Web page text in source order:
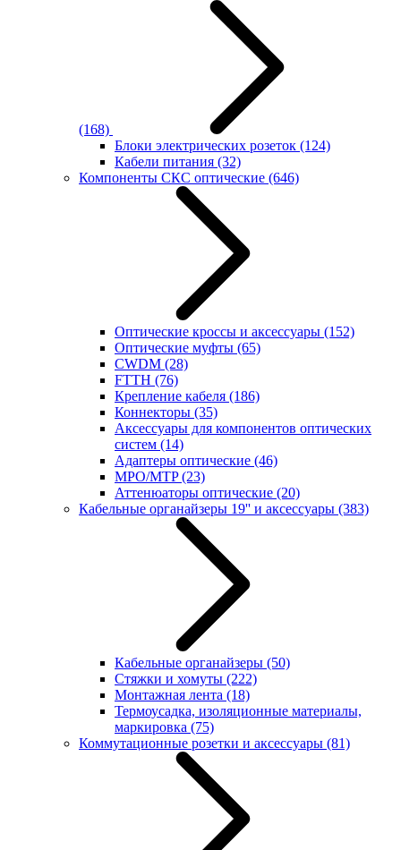
(168)
Блоки электрических розеток (124)
Кабели питания (32)
Компоненты СКС оптические (646)
Оптические кроссы и аксессуары (152)
Оптические муфты (65)
CWDM (28)
FTTH (76)
Крепление кабеля (186)
Коннекторы (35)
Аксессуары для компонентов оптических
систем (14)
Адаптеры оптические (46)
MPO/MTP(23)
Аттенюаторы оптические (20)
Кабельные органайзеры 19'' и аксессуары (383)
Кабельные органайзеры (50)
Стяжки и хомуты (222)
Монтажная лента (18)
Термоусадка, изоляционные материалы,
маркировка (75)
Коммутационные розетки и аксессуары (81)